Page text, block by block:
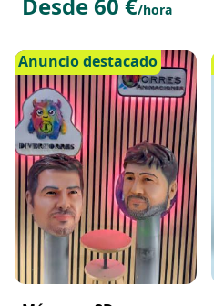
/hora
Anuncio destacado